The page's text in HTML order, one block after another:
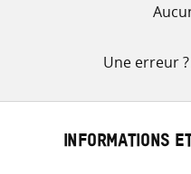
Une erreur ?
INFORMATIONS